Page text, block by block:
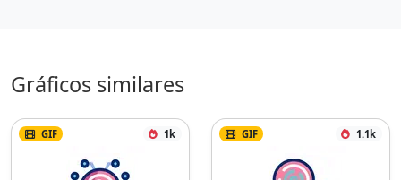
Gráficos similares
GIF 1k GIF 1.1k